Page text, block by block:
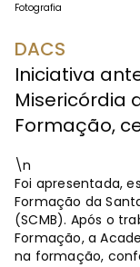
Fotografia
DACS
Iniciativa
Misericórdia
Formação,
\n
Foi apresentada,
Formação da
(SCMB). Após o
Formação, a
na formação,